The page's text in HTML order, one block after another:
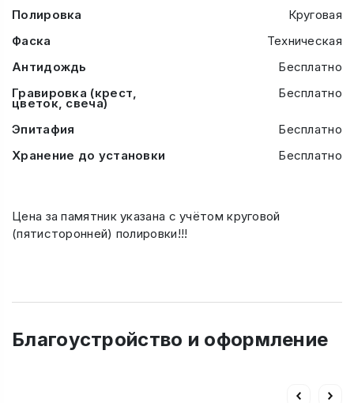
Полировка
Круговая
Фаска
Техническая
Антидождь
Бесплатно
Гравировка (крест,
цветок, свеча)
Бесплатно
Эпитафия
Бесплатно
Хранение до установки
Бесплатно
Цена за памятник указана с учётом круговой
(пятисторонней) полировки!!!
Благоустройство и оформление